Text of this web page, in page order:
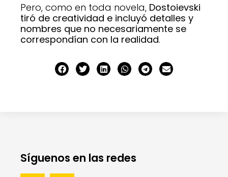
Pero, como en toda novela, Dostoievski
tiró de creatividad e incluyó detalles y
nombres que no necesariamente se
correspondían con la realidad.
Síguenos en las redes